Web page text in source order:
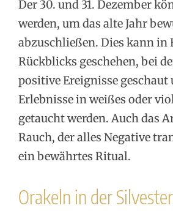
Der 30. und 31. Dezember
werden, um das alte Jahr
abzuschließen. Dies kann in
Rückblicks geschehen, bei
positive Ereignisse
Erlebnisse in weißes oder
getaucht werden. Auch das
Rauch, der alles Negative
ein bewährtes Ritual.
Orakeln in der